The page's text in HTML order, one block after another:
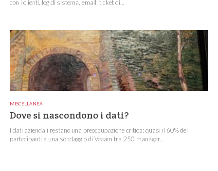
con i clienti, log di sistema, email, ticket di...
MISCELLANEA
Dove si nascondono i dati?
I dati aziendali restano una preoccupazione critica: quasi il 60% dei
partecipanti a una sondaggio di Veeam tra 250 manager...